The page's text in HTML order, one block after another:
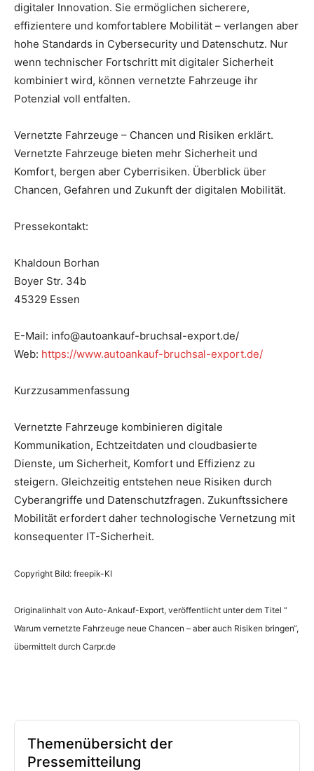
digitaler Innovation. Sie ermöglichen sicherere,
effizientere und komfortablere Mobilität – verlangen aber
hohe Standards in Cybersecurity und Datenschutz. Nur
wenn technischer Fortschritt mit digitaler Sicherheit
kombiniert wird, können vernetzte Fahrzeuge ihr
Potenzial voll entfalten.
Vernetzte Fahrzeuge – Chancen und Risiken erklärt.
Vernetzte Fahrzeuge bieten mehr Sicherheit und
Komfort, bergen aber Cyberrisiken. Überblick über
Chancen, Gefahren und Zukunft der digitalen Mobilität.
Pressekontakt:
Khaldoun Borhan
Boyer Str. 34b
45329 Essen
E-Mail: info@autoankauf-bruchsal-export.de/
Web: https://www.autoankauf-bruchsal-export.de/
Kurzzusammenfassung
Vernetzte Fahrzeuge kombinieren digitale
Kommunikation, Echtzeitdaten und cloudbasierte
Dienste, um Sicherheit, Komfort und Effizienz zu
steigern. Gleichzeitig entstehen neue Risiken durch
Cyberangriffe und Datenschutzfragen. Zukunftssichere
Mobilität erfordert daher technologische Vernetzung mit
konsequenter IT-Sicherheit.
Copyright Bild: freepik-KI
Originalinhalt von Auto-Ankauf-Export, veröffentlicht unter dem Titel “
Warum vernetzte Fahrzeuge neue Chancen – aber auch Risiken bringen“,
übermittelt durch Carpr.de
Themenübersicht der
Pressemitteilung